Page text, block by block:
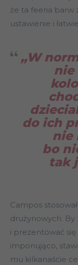
że ta feeria barw
ustawienie i
„W
nie
do ich
nie
bo
tak
Campos
drużynowych. By
i prezentować
imponująco,
mu kilkanaście